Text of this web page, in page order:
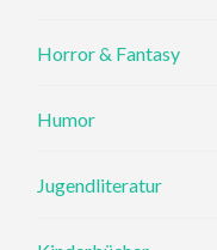
Horror & Fantasy
Humor
Jugendliteratur